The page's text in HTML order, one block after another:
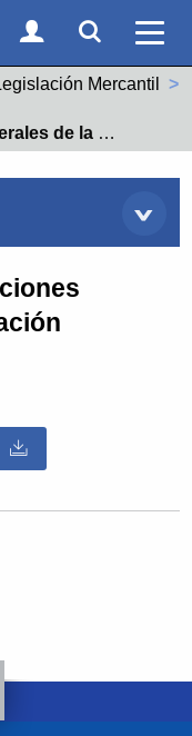
web Socios
Acceso
Ver
Mercantil
Contratación